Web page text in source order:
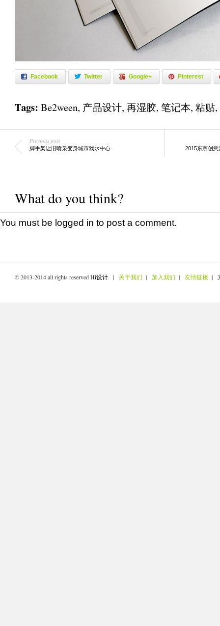
Facebook Twitter Google+ Pinterest
Tags: Be2ween, 产品设计, 再湿胶, 笔记本, 粘贴,
Previous post
脚手架让旧喷泉变身城市戏水中心 2015东京创
What do you think?
You must be logged in to post a comment.
© 2013-2014 all rights reservedHi设计. | 关于我们 | 加入我们 | 友情链接 |